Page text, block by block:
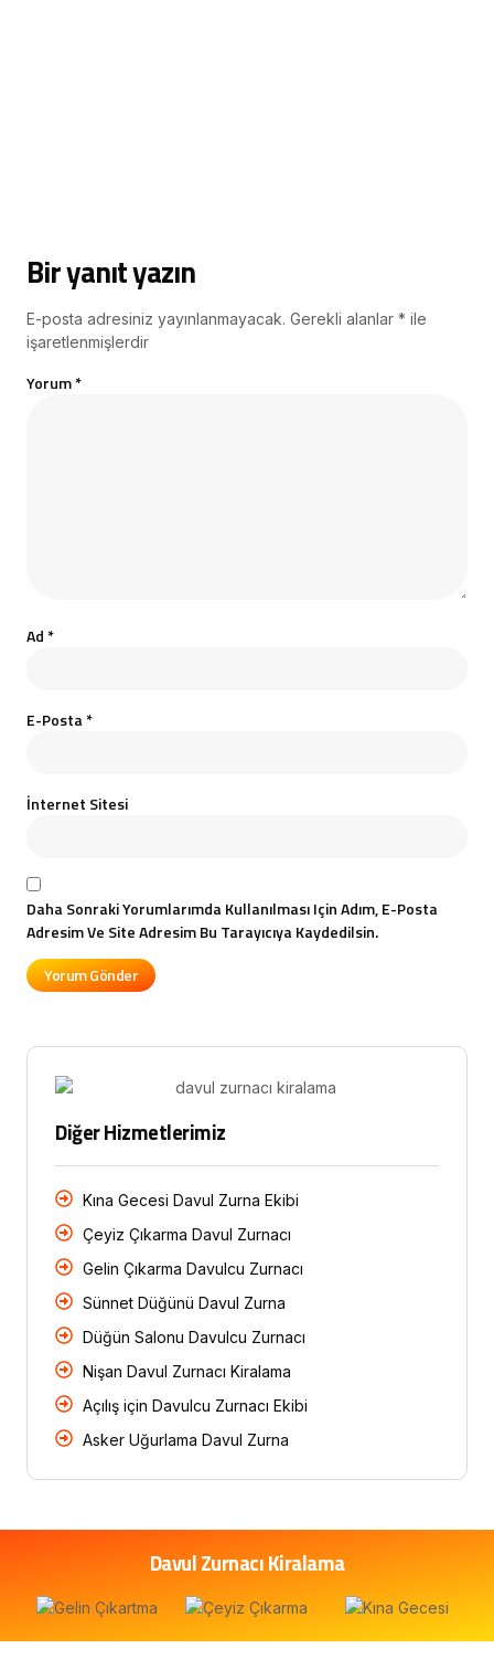
Bir yanıt yazın
E-posta adresiniz yayınlanmayacak. Gerekli alanlar * ile
işaretlenmişlerdir
Yorum*
Ad*
E-Posta*
İnternet Sitesi
Daha Sonraki Yorumlarımda Kullanılması Için Adım, E-Posta
Adresim Ve Site Adresim Bu Tarayıcıya Kaydedilsin.
Diğer Hizmetlerimiz
Kına Gecesi Davul Zurna Ekibi
Çeyiz Çıkarma Davul Zurnacı
Gelin Çıkarma Davulcu Zurnacı
Sünnet Düğünü Davul Zurna
Düğün Salonu Davulcu Zurnacı
Nişan Davul Zurnacı Kiralama
Açılış için Davulcu Zurnacı Ekibi
Asker Uğurlama Davul Zurna
Davul Zurnacı Kiralama